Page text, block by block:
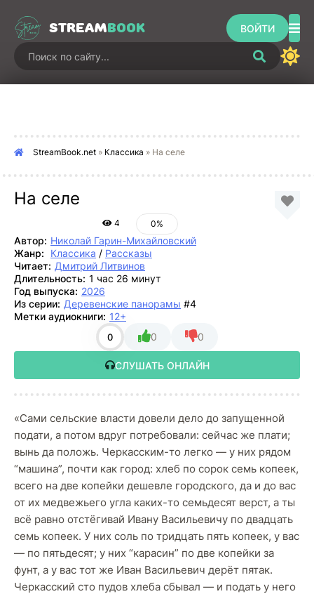
STREAMBOOK ВОЙТИ
StreamBook.net » Классика » На селе
На селе
4 0%
Автор: Николай Гарин-Михайловский
Жанр:
Классика / Рассказы
Читает: Дмитрий Литвинов
Длительность: 1 час 26 минут
Год выпуска: 2026
Из серии: Деревенские панорамы #4
Метки аудиокниги: 12+
0 0 0
СЛУШАТЬ ОНЛАЙН
«Сами сельские власти довели дело до запущенной
подати, а потом вдруг потребовали: сейчас же плати;
вынь да положь. Черкасским-то легко — у них рядом
“машина”, почти как город: хлеб по сорок семь копеек,
всего на две копейки дешевле городского, да и до вас
от их медвежьего угла каких-то семьдесят верст, а ты
всё равно отстёгивай Ивану Васильевичу по двадцать
семь копеек. У них соль по тридцать пять копеек, у вас
— по пятьдесят; у них “карасин” по две копейки за
фунт, а у вас тот же Иван Васильевич дерёт пятак.
Черкасский сто пудов хлеба сбывал — и подать у него